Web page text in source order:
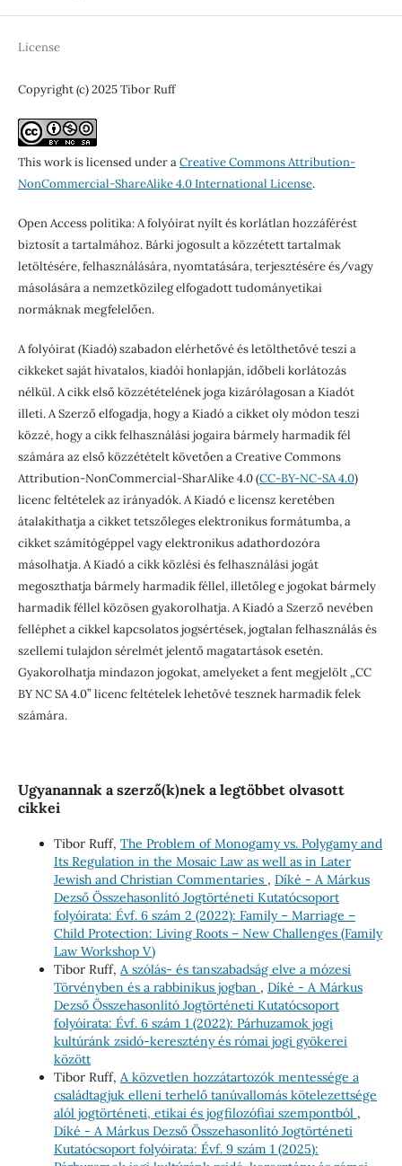
License
Copyright (c) 2025 Tibor Ruff
This work is licensed under aCreative Commons Attribution-
NonCommercial-ShareAlike 4.0 International License.
Open Access politika: A folyóirat nyílt és korlátlan hozzáférést
biztosít a tartalmához. Bárki jogosult a közzétett tartalmak
letöltésére, felhasználására, nyomtatására, terjesztésére és/vagy
másolására a nemzetközileg elfogadott tudományetikai
normáknak megfelelően.
A folyóirat (Kiadó) szabadon elérhetővé és letölthetővé teszi a
cikkeket saját hivatalos, kiadói honlapján, időbeli korlátozás
nélkül. A cikk első közzétételének joga kizárólagosan a Kiadót
illeti. A Szerző elfogadja, hogy a Kiadó a cikket oly módon teszi
közzé, hogy a cikk felhasználási jogaira bármely harmadik fél
számára az első közzétételt követően a Creative Commons
Attribution-NonCommercial-SharAlike 4.0 (CC-BY-NC-SA 4.0)
licenc feltételek az irányadók. A Kiadó e licensz keretében
átalakíthatja a cikket tetszőleges elektronikus formátumba, a
cikket számítógéppel vagy elektronikus adathordozóra
másolhatja. A Kiadó a cikk közlési és felhasználási jogát
megoszthatja bármely harmadik féllel, illetőleg e jogokat bármely
harmadik féllel közösen gyakorolhatja. A Kiadó a Szerző nevében
felléphet a cikkel kapcsolatos jogsértések, jogtalan felhasználás és
szellemi tulajdon sérelmét jelentő magatartások esetén.
Gyakorolhatja mindazon jogokat, amelyeket a fent megjelölt „CC
BY NC SA 4.0” licenc feltételek lehetővé tesznek harmadik felek
számára.
Ugyanannak a szerző(k)nek a legtöbbet olvasott
cikkei
Tibor Ruff, The Problem of Monogamy vs. Polygamy and
Its Regulation in the Mosaic Law as well as in Later
Jewish and Christian Commentaries , Díké - A Márkus
Dezső Összehasonlító Jogtörténeti Kutatócsoport
folyóirata: Évf. 6 szám 2 (2022): Family – Marriage –
Child Protection: Living Roots – New Challenges (Family
Law Workshop V)
Tibor Ruff, A szólás- és tanszabadság elve a mózesi
Törvényben és a rabbinikus jogban , Díké - A Márkus
Dezső Összehasonlító Jogtörténeti Kutatócsoport
folyóirata: Évf. 6 szám 1 (2022): Párhuzamok jogi
kultúránk zsidó-keresztény és római jogi gyökerei
között
Tibor Ruff, A közvetlen hozzátartozók mentessége a
családtagjuk elleni terhelő tanúvallomás kötelezettsége
alól jogtörténeti, etikai és jogfilozófiai szempontból ,
Díké - A Márkus Dezső Összehasonlító Jogtörténeti
Kutatócsoport folyóirata: Évf. 9 szám 1 (2025):